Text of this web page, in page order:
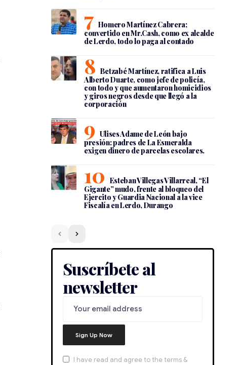
Homero Martínez Cabrera;
convertido en Mr.Cash, como ex alcalde
de Lerdo, todo lo paga al contado
Betzabé Martínez, ratifica a Luis
Alberto Duarte, como jefe de policía,
con todo y que aumentaron homicidios
y giros negros desde que llegó a la
corporación
Ulises Adame de León bajo
presión: padres de La Esmeralda
exigen dinero de parcelas escolares.
Esteban Villegas Villarreal, “El
Gigante” mudo, frente al bloqueo del
Ejercito y Guardia Nacional a la vice
Fiscalía en Lerdo, Durango
Suscríbete al
newsletter
I have read and agree to the terms &